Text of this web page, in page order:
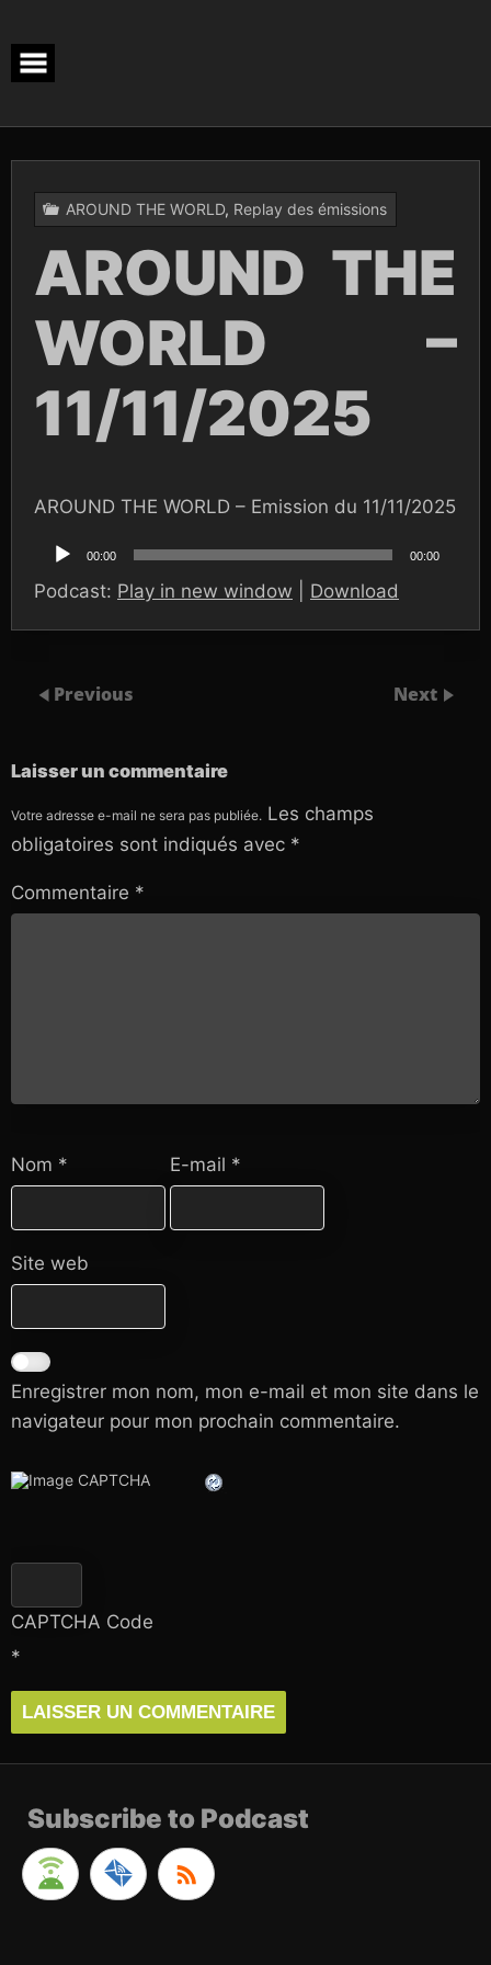
content
AROUND THE WORLD, Replay des émissions
AROUND THE
WORLD –
11/11/2025
AROUND THE WORLD – Emission du 11/11/2025
audio
00:00 00:00
Podcast: Play in new window Download
Previous Next
Laisser un commentaire
Votre adresse e-mail ne sera pas publiée. Les champs
obligatoires sont indiqués avec *
Commentaire *
Nom * E-mail *
Site web
Enregistrer mon nom, mon e-mail et mon site dans le
navigateur pour mon prochain commentaire.
CAPTCHA Code
*
Subscribe to Podcast